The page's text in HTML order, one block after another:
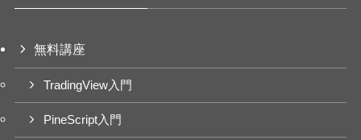
無料講座
TradingView入門
PineScript入門